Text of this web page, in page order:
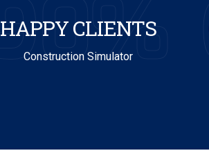
90%
HAPPY CLIENTS
Construction Simulator